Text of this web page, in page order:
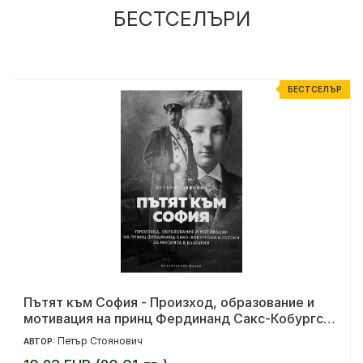
БЕСТСЕЛЪРИ
БЕСТСЕЛЪР
Пътят към София - Произход, образование и
мотивация на принц Фердинанд Сакс-Кобургски
и Готски за мисията в България
АВТОР: Петър Стоянович